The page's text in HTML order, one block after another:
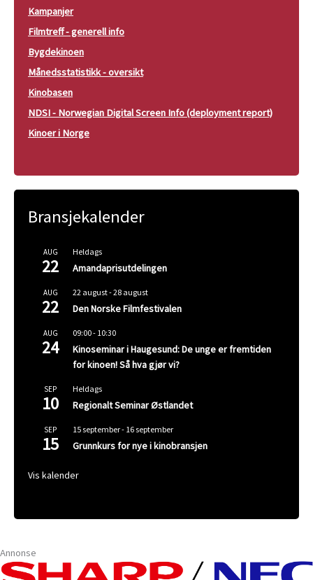
Kampanjer
Filmtreff - generell info
Bygdekinoen
Månedsstatistikk - oversikt
Kinobasen
NDSI - Norwegian Digital Screen Info (deployment report)
Kinoer i Norge
Bransjekalender
AUG
22
Heldags
Amandaprisutdelingen
AUG
22
22 august-28 august
Den Norske Filmfestivalen
AUG
24
09:00- 10:30
Kinoseminar i Haugesund: De unge er fremtiden
for kinoen! Så hva gjør vi?
SEP
10
Heldags
Regionalt Seminar Østlandet
SEP
15
15 september- 16 september
Grunnkurs for nye i kinobransjen
Vis kalender
Annonse